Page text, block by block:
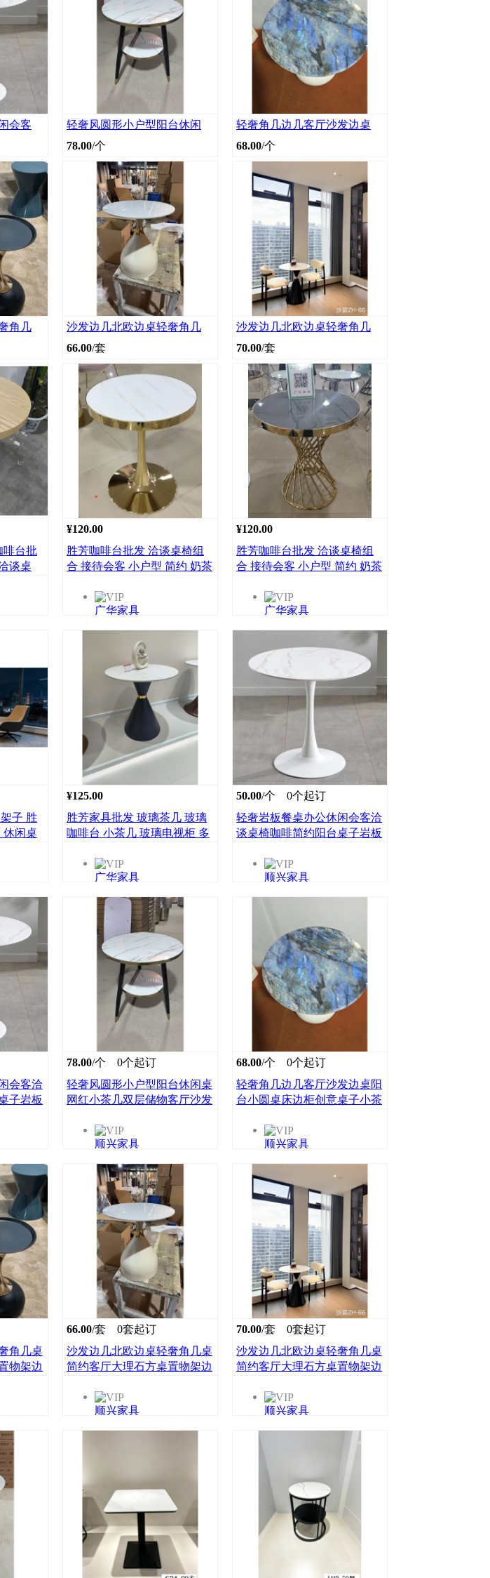
会客
轻奢风圆形小户型阳台休闲
78.00/个
轻奢角几边几客厅沙发边桌
68.00/个
角几
沙发边几北欧边桌轻奢角几
66.00/套
沙发边几北欧边桌轻奢角几
70.00/套
啡台批
谈桌
¥120.00
胜芳咖啡台批发 洽谈桌椅组
合 接待会客 小户型 简约 奶茶
桌 广华家具批发
广华家具
¥120.00
胜芳咖啡台批发 洽谈桌椅组
合 接待会客 小户型 简约 奶茶
桌 广华家具批发
广华家具
子 胜
休闲桌
客厅
¥125.00
胜芳家具批发 玻璃茶几 玻璃
咖啡台 小茶几 玻璃电视柜 多
广华家具
50.00/个 0个起订
轻奢岩板餐桌办公休闲会客洽
谈桌椅咖啡简约阳台桌子岩板
顺兴家具
会客洽
子岩板
78.00/个 0个起订
轻奢风圆形小户型阳台休闲桌
网红小茶几双层储物客厅沙发
顺兴家具
68.00/个 0个起订
轻奢角几边几客厅沙发边桌阳
台小圆桌床边柜创意桌子小茶
顺兴家具
角几桌
物架边
66.00/套 0套起订
沙发边几北欧边桌轻奢角几桌
简约客厅大理石方桌置物架边
顺兴家具
70.00/套 0套起订
沙发边几北欧边桌轻奢角几桌
简约客厅大理石方桌置物架边
顺兴家具